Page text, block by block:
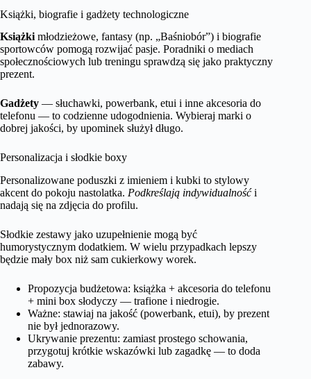
Książki, biografie i gadżety technologiczne
Książki młodzieżowe, fantasy (np. „Baśniobór”) i biografie
sportowców pomogą rozwijać pasje. Poradniki o mediach
społecznościowych lub treningu sprawdzą się jako praktyczny
prezent.
Gadżety — słuchawki, powerbank, etui i inne akcesoria do
telefonu — to codzienne udogodnienia. Wybieraj marki o
dobrej jakości, by upominek służył długo.
Personalizacja i słodkie boxy
Personalizowane poduszki z imieniem i kubki to stylowy
akcent do pokoju nastolatka. Podkreślają indywidualnośći
nadają się na zdjęcia do profilu.
Słodkie zestawy jako uzupełnienie mogą być
humorystycznym dodatkiem. W wielu przypadkach lepszy
będzie mały box niż sam cukierkowy worek.
Propozycja budżetowa: książka + akcesoria do telefonu
+ mini box słodyczy — trafione i niedrogie.
Ważne: stawiaj na jakość (powerbank, etui), by prezent
nie był jednorazowy.
Ukrywanie prezentu: zamiast prostego schowania,
przygotuj krótkie wskazówki lub zagadkę — to doda
zabawy.